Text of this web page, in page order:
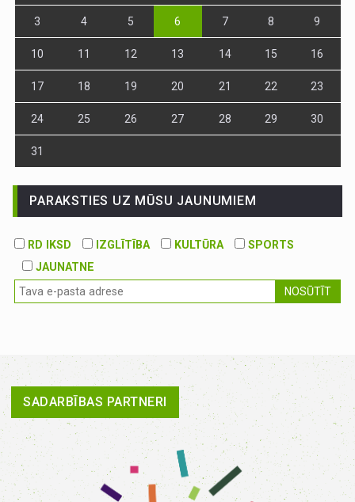
3 4 5 6 7 8 9
10 11 12 13 14 15 16
17 18 19 20 21 22 23
24 25 26 27 28 29 30
31
PARAKSTIES UZ MŪSU JAUNUMIEM
RD IKSD IZGLĪTĪBA KULTŪRA
SPORTS
JAUNATNE
NOSŪTĪT
SADARBĪBAS PARTNERI